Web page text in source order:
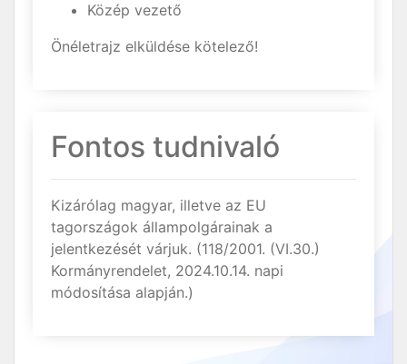
Közép vezető
Önéletrajz elküldése kötelező!
Fontos tudnivaló
Kizárólag magyar, illetve az EU
tagországok állampolgárainak a
jelentkezését várjuk. (118/2001. (VI.30.)
Kormányrendelet, 2024.10.14. napi
módosítása alapján.)